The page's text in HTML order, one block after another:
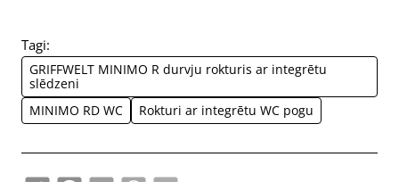
MINIMO R modelis izceļas ar tīrām līnijām, ergonomisku
formu un augstu izgatavošanas kvalitāti. Slēptā
stiprinājuma sistēma piešķir rokturim īpaši modernu
izskatu, savukārt kvalitatīvie materiāli garantē ilgu
durvīm un mūsdienīgiem interjeriem.
Priekšrocības:
Tagi:
GRIFFWELT MINIMO R durvju rokturis ar integrētu
slēdzeni
MINIMO RD WC
Rokturi ar integrētu WC pogu